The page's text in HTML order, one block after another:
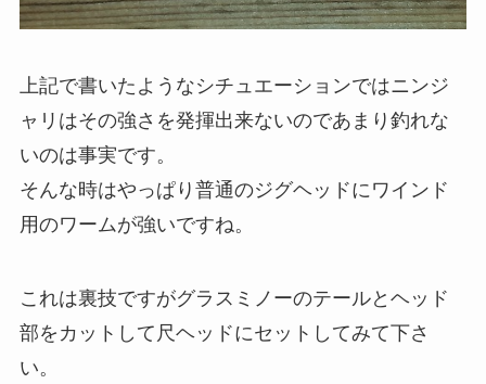
上記で書いたようなシチュエーションではニンジ
ャリはその強さを発揮出来ないのであまり釣れな
いのは事実です。
そんな時はやっぱり普通のジグヘッドにワインド
用のワームが強いですね。
これは裏技ですがグラスミノーのテールとヘッド
部をカットして尺ヘッドにセットしてみて下さ
い。